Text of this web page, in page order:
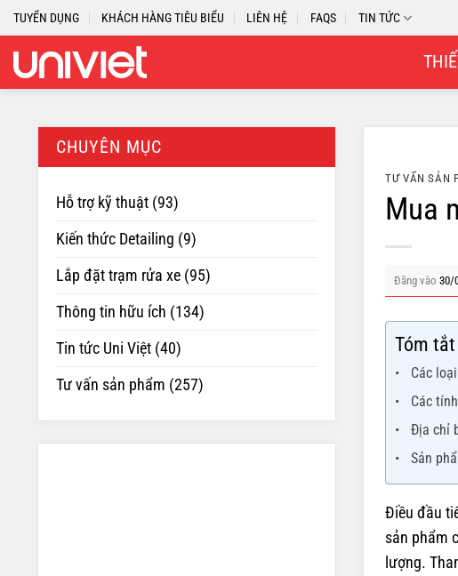
Skip
to
content
TUYỂN DỤNG KHÁCH HÀNG TIÊU BIỂU LIÊN HỆ FAQS TIN TỨC
CHUYÊN MỤC
Hỗ trợ kỹ thuật (93)
Kiến thức Detailing (9)
Lắp đặt trạm rửa xe (95)
Thông tin hữu ích (134)
Tin tức Uni Việt (40)
Tư vấn sản phẩm (257)
TƯ VẤN SẢN
Mua
Đăng vào 30/
Tóm
Các
Các
Địa chỉ
Sản
Điều đầu
sản phẩm
lượng.